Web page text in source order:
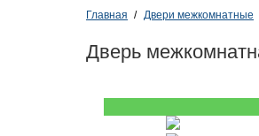
Главная Двери межкомнатные
Дверь